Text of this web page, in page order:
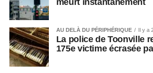
meurt instantanément
AU DELÀ DU PÉRIPHÉRIQUE Il y a
La police de Toonville
175e victime écrasée